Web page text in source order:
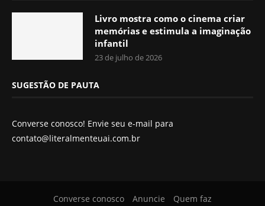
Livro mostra como o cinema criar
memórias e estimula a imaginação
infantil
23 de julho de 2026
SUGESTÃO DE PAUTA
Converse conosco! Envie seu e-mail para
contato@literalmenteuai.com.br
Converse conosco Anuncie Quem faz